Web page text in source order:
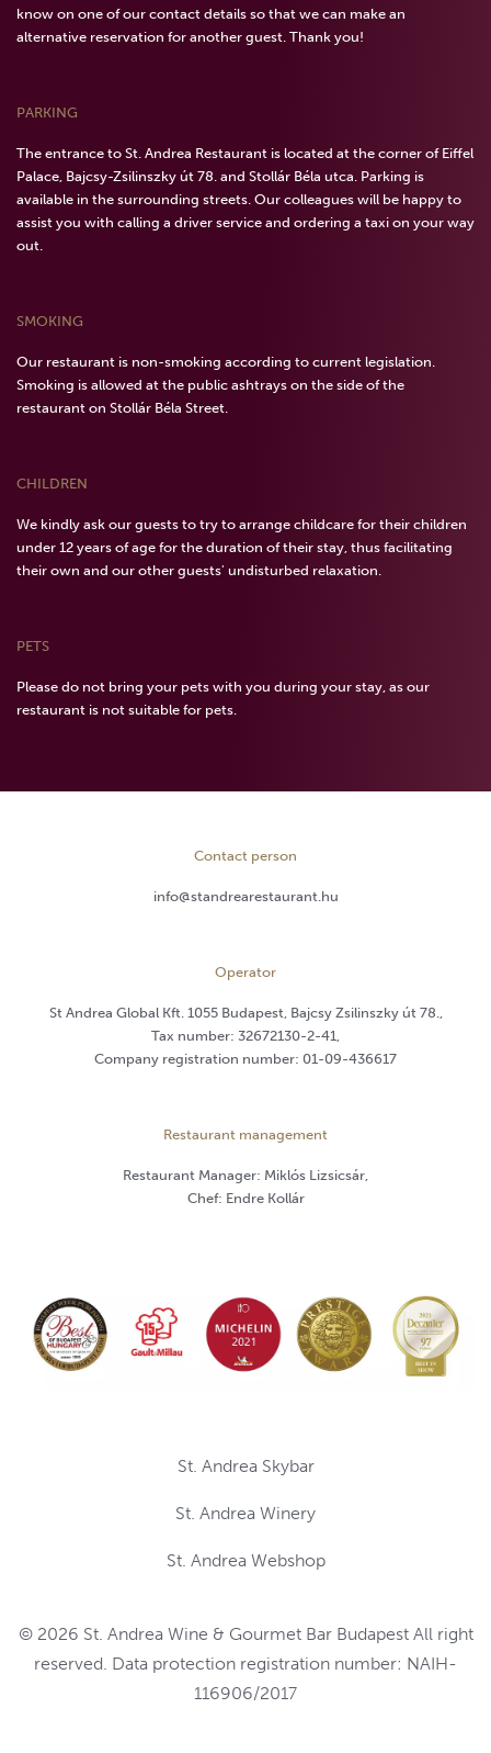
know on one of our contact details so that we can make an
alternative reservation for another guest. Thank you!
PARKING
The entrance to St. Andrea Restaurant is located at the corner of Eiffel
Palace, Bajcsy-Zsilinszky út 78. and Stollár Béla utca. Parking is
available in the surrounding streets. Our colleagues will be happy to
assist you with calling a driver service and ordering a taxi on your way
out.
SMOKING
Our restaurant is non-smoking according to current legislation.
Smoking is allowed at the public ashtrays on the side of the
restaurant on Stollár Béla Street.
CHILDREN
We kindly ask our guests to try to arrange childcare for their children
under 12 years of age for the duration of their stay, thus facilitating
their own and our other guests' undisturbed relaxation.
PETS
Please do not bring your pets with you during your stay, as our
restaurant is not suitable for pets.
Contact person
info@standrearestaurant.hu
Operator
St Andrea Global Kft. 1055 Budapest, Bajcsy Zsilinszky út 78.,
Tax number: 32672130-2-41,
Company registration number: 01-09-436617
Restaurant management
Restaurant Manager: Miklós Lizsicsár,
Chef: Endre Kollár
St. Andrea Skybar
St. Andrea Winery
St. Andrea Webshop
© 2026 St. Andrea Wine & Gourmet Bar Budapest All right
reserved. Data protection registration number: NAIH-
116906/2017